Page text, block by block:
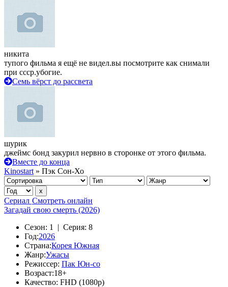
никита
тупого фильма я ещё не видел.вы посмотрите как снимали
при ссср.убогие.
Семь вёрст до рассвета
шурик
джеймс бонд закурил нервно в сторонке от этого фильма.
Вместе до конца
Kinostart » Пэк Сон-Хо
Сериал Смотреть онлайн
Загадай свою смерть (2026)
Сезон: 1 | Серия: 8
Год:2026
Страна:Корея Южная
Жанр:Ужасы
Режиссер: Пак Юн-со
Возраст:18+
Качество: FHD (1080p)